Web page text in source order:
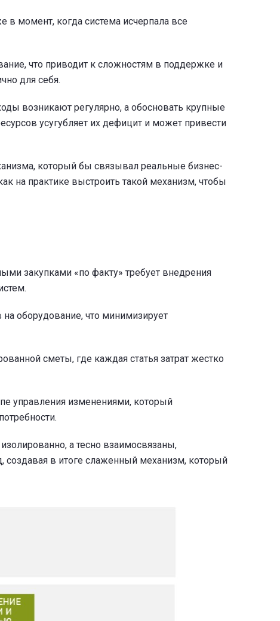
в момент, когда система исчерпала все
что приводит к сложностям в поддержке и
для себя.
возникают регулярно, а обосновать крупные
усугубляет их дефицит и может привести
который бы связывал реальные бизнес-
на практике выстроить такой механизм, чтобы
закупками «по факту» требует внедрения
оборудование, что минимизирует
сметы, где каждая статья затрат жестко
управления изменениями, который
а тесно взаимосвязаны,
в итоге слаженный механизм, который